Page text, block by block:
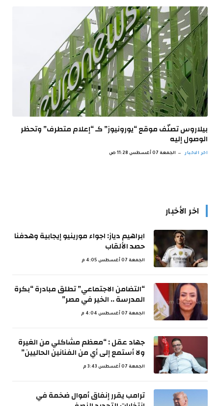
بيلاروس تصنّف موقع “يورونيوز” كـ “إعلام متطرف” وتحظر
الوصول إليه
اخر الاخبار الجمعة 07 أغسطس 11:28 ص
اخر الأخبار
ابراهيم دياز: اجواء مورينيو إيجابية وهدفنا
حصد الألقاب
الجمعة 07 أغسطس 4:05 م
“التضامن الاجتماعي” تطلق مبادرة “بكرة
المدرسة .. الخير في مصر”
الجمعة 07 أغسطس 4:04 م
جهاد عقل : “معظم مشاكلي من الغيرة
ولا أستمع إلى أي من الفنانين الحاليين”
الجمعة 07 أغسطس 3:43 م
ترامب يقرر إنفاق أموال ضخمة في